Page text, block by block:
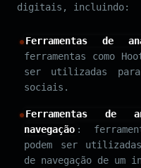
digitais, incluindo:
Ferramentas de
ferramentas como
ser utilizadas
sociais.
Ferramentas
navegação :
podem ser
de navegação de um